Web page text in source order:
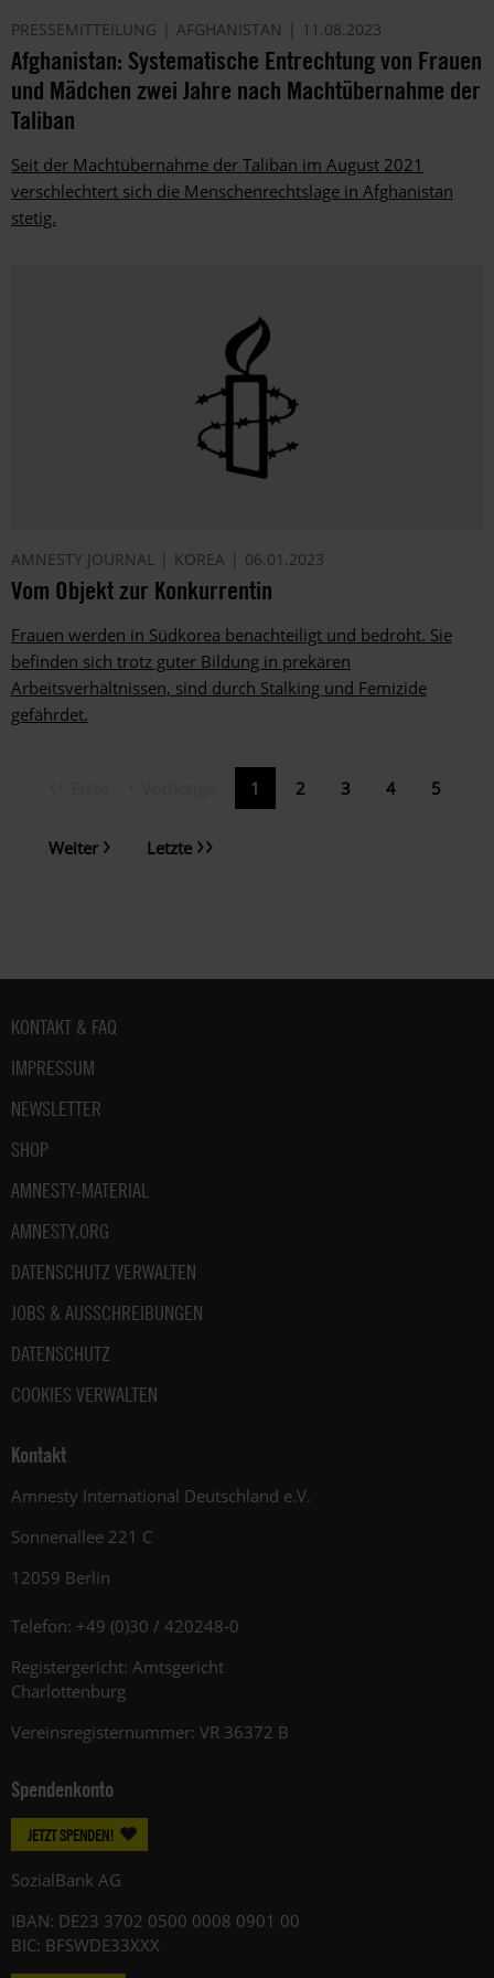
PRESSEMITTEILUNG AFGHANISTAN 11.08.2023
Afghanistan: Systematische Entrechtung von Frauen
und Mädchen zwei Jahre nach Machtübernahme der
Taliban
Seit der Machtübernahme der Taliban im August 2021
verschlechtert sich die Menschenrechtslage in Afghanistan
stetig.
AMNESTY JOURNAL KOREA 06.01.2023
Vom Objekt zur Konkurrentin
Frauen werden in Südkorea benachteiligt und bedroht. Sie
befinden sich trotz guter Bildung in prekären
Arbeitsverhältnissen, sind durch Stalking und Femizide
gefährdet.
Aktuelle
Seite
1 Page
2 Page
3 Page
4 Page
5
Nächste
Weiter
Letzte
Letzte
Fußbereich
KONTAKT & FAQ
IMPRESSUM
NEWSLETTER
SHOP
AMNESTY-MATERIAL
AMNESTY.ORG
DATENSCHUTZ VERWALTEN
JOBS & AUSSCHREIBUNGEN
DATENSCHUTZ
COOKIES VERWALTEN
Kontakt
Amnesty International Deutschland e.V.
Sonnenallee 221 C
12059 Berlin
Telefon: +49 (0)30 / 420248-0
Registergericht: Amtsgericht
Charlottenburg
Vereinsregisternummer: VR 36372 B
Spendenkonto
JETZT SPENDEN!
SozialBank AG
IBAN: DE23 3702 0500 0008 0901 00
BIC: BFSWDE33XXX